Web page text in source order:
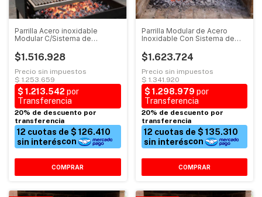
Parrilla Acero inoxidable
Modular C/Sistema de
$1.516.928
COMPRAR
Parrilla Modular de Acero
Inoxidable Con Sistema de
$1.623.724
COMPRAR